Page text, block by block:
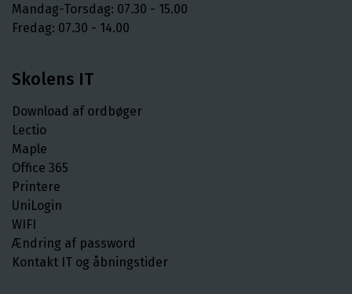
Mandag-Torsdag: 07.30 - 15.00
Fredag: 07.30 - 14.00
Skolens IT
Download af ordbøger
Lectio
Maple
Office 365
Printere
UniLogin
WIFI
Ændring af password
Kontakt IT og åbningstider